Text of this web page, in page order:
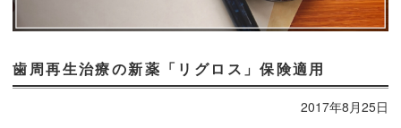
歯周再生治療の新薬「リグロス」保険適用
2017年8月25日